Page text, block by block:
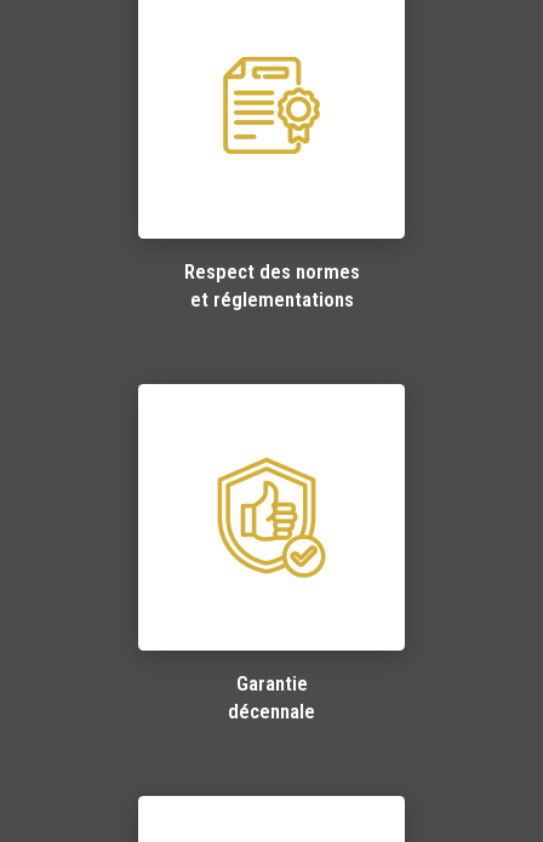
Respect des normes
et réglementations
Garantie
décennale